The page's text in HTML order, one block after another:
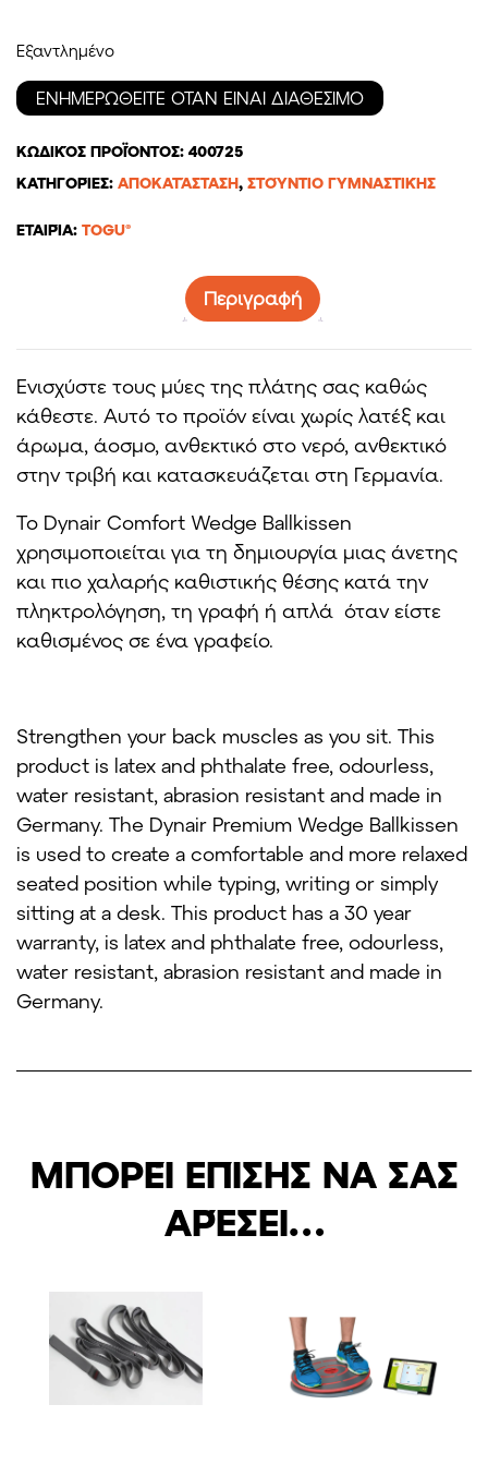
Εξαντλημένο
ΚΩΔΙΚΌΣ ΠΡΟΪΌΝΤΟΣ: 400725
ΚΑΤΗΓΟΡΊΕΣ: ΑΠΟΚΑΤΆΣΤΑΣΗ, ΣΤΟΎΝΤΙΟ ΓΥΜΝΑΣΤΙΚΉΣ
ΕΤΑΙΡΊΑ: TOGU®
Περιγραφή
Ενισχύστε τους μύες της πλάτης σας καθώς
κάθεστε. Αυτό το προϊόν είναι χωρίς λατέξ και
άρωμα, άοσμο, ανθεκτικό στο νερό, ανθεκτικό
στην τριβή και κατασκευάζεται στη Γερμανία.
Το Dynair Comfort Wedge Ballkissen
χρησιμοποιείται για τη δημιουργία μιας άνετης
και πιο χαλαρής καθιστικής θέσης κατά την
πληκτρολόγηση, τη γραφή ή απλά όταν είστε
καθισμένος σε ένα γραφείο.
Strengthen your back muscles as you sit. This
product is latex and phthalate free, odourless,
water resistant, abrasion resistant and made in
Germany. The Dynair Premium Wedge Ballkissen
is used to create a comfortable and more relaxed
seated position while typing, writing or simply
sitting at a desk. This product has a 30 year
warranty, is latex and phthalate free, odourless,
water resistant, abrasion resistant and made in
Germany.
ΜΠΟΡΕΊ ΕΠΊΣΗΣ ΝΑ ΣΑΣ
ΑΡΈΣΕΙ…